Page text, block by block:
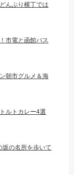
んぶり横丁では
市電と函館バス
朝市グルメ＆海
ルトカレー4選
坂の名所を歩いて